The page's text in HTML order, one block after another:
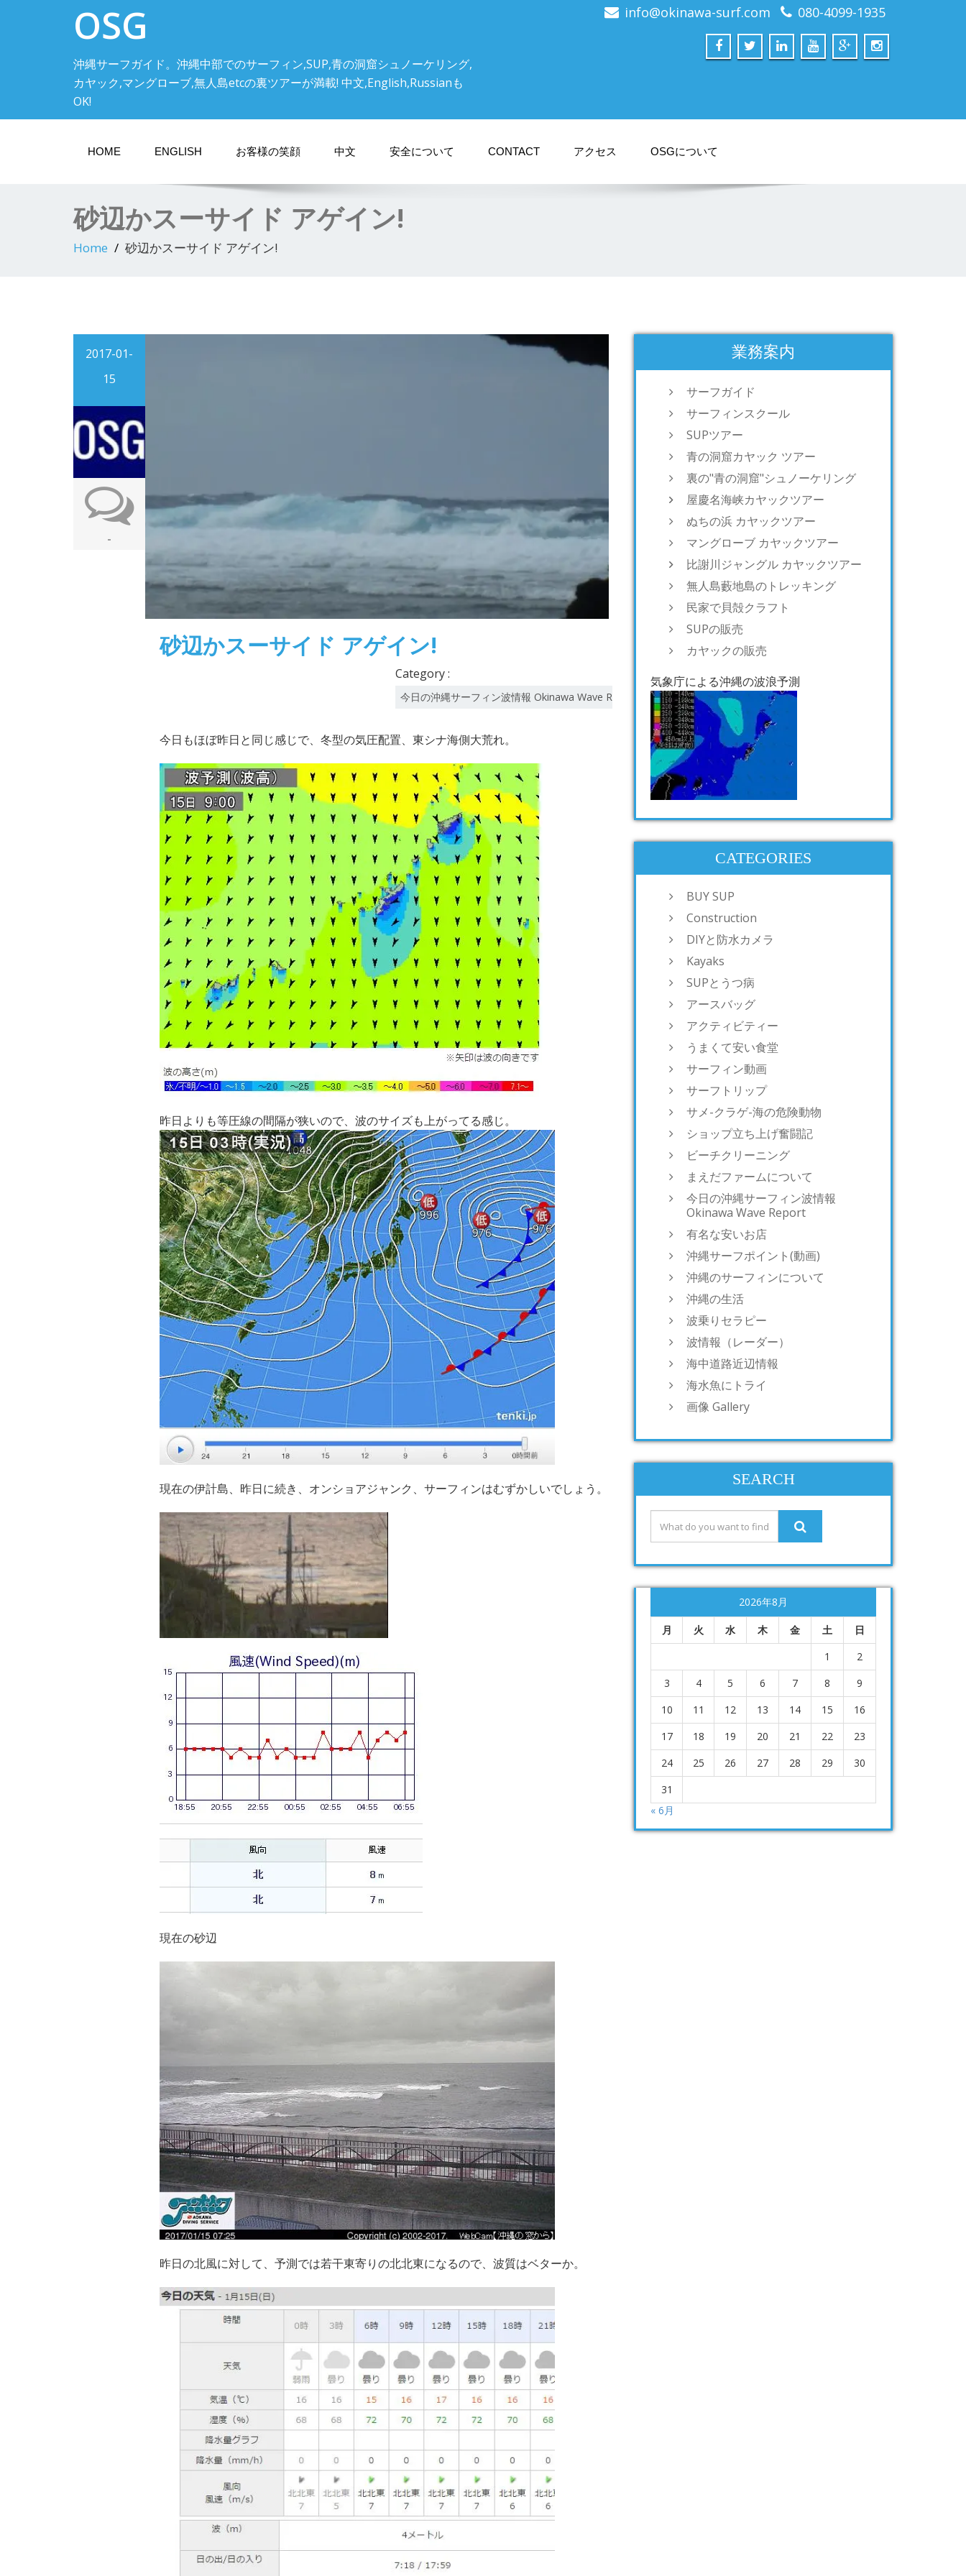
OSG
沖縄サーフガイド。沖縄中部でのサーフィン,SUP,青の洞窟シュノーケリング,
カヤック,マングローブ,無人島etcの裏ツアーが満載! 中文,English,Russianも
OK!
info@okinawa-surf.com 080-4099-1935
HOME ENGLISH お客様の笑顔 中文 安全について CONTACT アクセス OSGについて
砂辺かスーサイド アゲイン!
Home 砂辺かスーサイド アゲイン!
2017-01-
15
-
砂辺かスーサイド アゲイン!
Category :
今日の沖縄サーフィン波情報 Okinawa Wave Report
今日もほぼ昨日と同じ感じで、冬型の気圧配置、東シナ海側大荒れ。
昨日よりも等圧線の間隔が狭いので、波のサイズも上がってる感じ。
現在の伊計島、昨日に続き、オンショアジャンク、サーフィンはむずかしいでしょう。
現在の砂辺
昨日の北風に対して、予測では若干東寄りの北北東になるので、波質はベターか。
業務案内
サーフガイド
サーフィンスクール
SUPツアー
青の洞窟カヤック ツアー
裏の"青の洞窟"シュノーケリング
屋慶名海峡カヤックツアー
ぬちの浜 カヤックツアー
マングローブ カヤックツアー
比謝川ジャングル カヤックツアー
無人島藪地島のトレッキング
民家で貝殻クラフト
SUPの販売
カヤックの販売
気象庁による沖縄の波浪予測
CATEGORIES
BUY SUP
Construction
DIYと防水カメラ
Kayaks
SUPとうつ病
アースバッグ
アクティビティー
うまくて安い食堂
サーフィン動画
サーフトリップ
サメ-クラゲ-海の危険動物
ショップ立ち上げ奮闘記
ビーチクリーニング
まえだファームについて
今日の沖縄サーフィン波情報
Okinawa Wave Report
有名な安いお店
沖縄サーフポイント(動画)
沖縄のサーフィンについて
沖縄の生活
波乗りセラピー
波情報（レーダー）
海中道路近辺情報
海水魚にトライ
画像 Gallery
SEARCH
2026年8月
月 火 水 木 金 土
日
1
2
3
4 5 6 7 8
9
10
11 12 13 14 15
16
17
18 19 20 21 22
23
24
25 26 27 28 29
30
31
« 6月